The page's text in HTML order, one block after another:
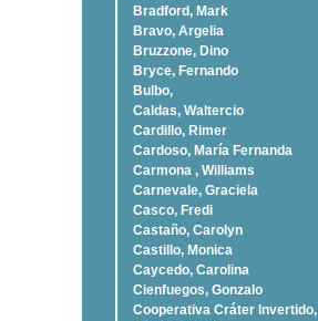
Bradford, Mark
Bravo, Argelia
Bruzzone, Dino
Bryce, Fernando
Bulbo,
Caldas, Waltercio
Cardillo, Rimer
Cardoso, Marí­a Fernanda
Carmona , Williams
Carnevale, Graciela
Casco, Fredi
Castaño, Carolyn
Castillo, Monica
Caycedo, Carolina
Cienfuegos, Gonzalo
Cooperativa Cráter Invertido,